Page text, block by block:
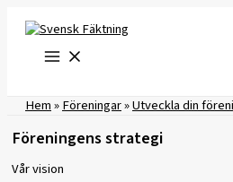
innehåll
Hem»Föreningar»Utveckla din
Föreningens strategi
Vår vision